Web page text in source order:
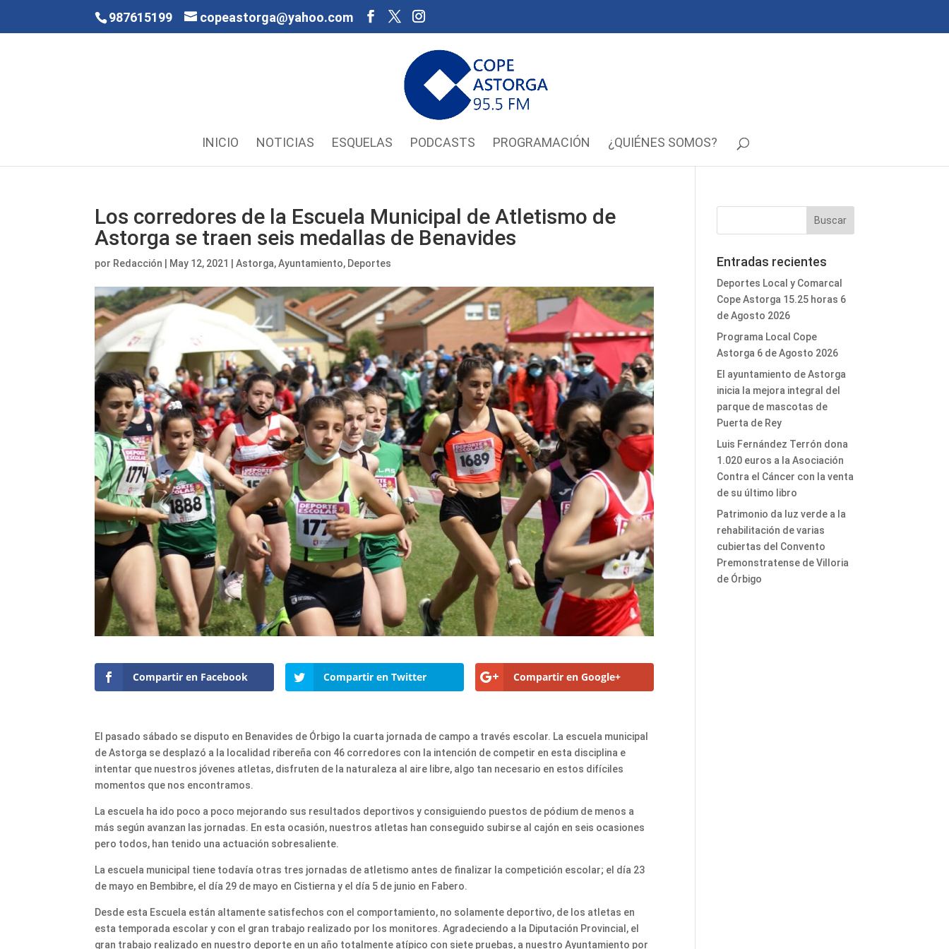
987615199 copeastorga@yahoo.com
INICIO NOTICIAS ESQUELAS PODCASTS PROGRAMACIÓN ¿QUIÉNES SOMOS?
Los corredores de la Escuela Municipal de Atletismo de
Astorga se traen seis medallas de Benavides
por Redacción May 12, 2021 |Astorga,Ayuntamiento, Deportes
Compartir en Facebook Compartir en Twitter Compartir en Google+
El pasado sábado se disputo en Benavides de Órbigo la cuarta jornada de campo a través escolar. La escuela municipal
de Astorga se desplazó a la localidad ribereña con 46 corredores con la intención de competir en esta disciplina e
intentar que nuestros jóvenes atletas, disfruten de la naturaleza al aire libre, algo tan necesario en estos difíciles
momentos que nos encontramos.
La escuela ha ido poco a poco mejorando sus resultados deportivos y consiguiendo puestos de pódium de menos a
más según avanzan las jornadas. En esta ocasión, nuestros atletas han conseguido subirse al cajón en seis ocasiones
pero todos, han tenido una actuación sobresaliente.
La escuela municipal tiene todavía otras tres jornadas de atletismo antes de finalizar la competición escolar; el día 23
de mayo en Bembibre, el día 29 de mayo en Cistierna y el día 5 de junio en Fabero.
Desde esta Escuela están altamente satisfechos con el comportamiento, no solamente deportivo, de los atletas en
esta temporada escolar y con el gran trabajo realizado por los monitores. Agradeciendo a la Diputación Provincial, el
gran trabajo realizado en nuestro deporte en un año totalmente atípico con siete pruebas, a nuestro Ayuntamiento por
Entradas recientes
Deportes Local y Comarcal
Cope Astorga 15.25 horas 6
de Agosto 2026
Programa Local Cope
Astorga 6 de Agosto 2026
El ayuntamiento de Astorga
inicia la mejora integral del
parque de mascotas de
Puerta de Rey
Luis Fernández Terrón dona
1.020 euros a la Asociación
Contra el Cáncer con la venta
de su último libro
Patrimonio da luz verde a la
rehabilitación de varias
cubiertas del Convento
Premonstratense de Villoria
de Órbigo